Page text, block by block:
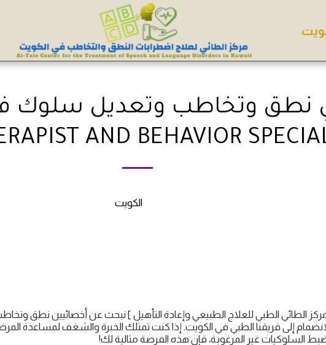
AND BEHAVIOR
الكويت‎
الطائي الطبي للعلاج الطبيعي وإعادة التأهيل ] نبحث عن أخصائيين نطق
إلى فريقنا الطبي في الكويت. إذا كنت تمتلك الخبرة والشغف لمساعدة
السلوكيات غير المرغوبة، فإن هذه الفرصة مثالية لك!